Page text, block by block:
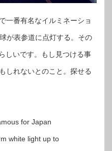
一番有名なイルミネーショ
が表参道に点灯する。その
しいです。もし見つける事
しれないとのこと。探せる
for Japan
white light up to